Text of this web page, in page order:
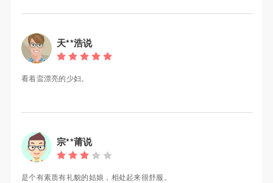
天**浩说
看着蛮漂亮的少妇。
宗**莆说
是个有素质有礼貌的姑娘，相处起来很舒服。